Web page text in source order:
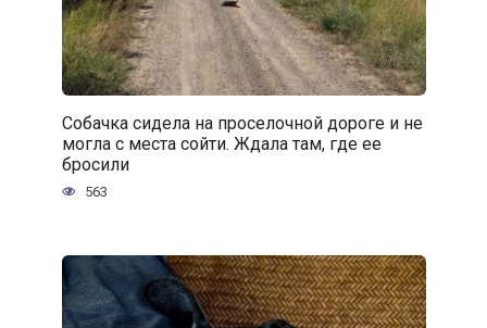
Собачка сидела на проселочной дороге и не
могла с места сойти. Ждала там, где ее
бросили
563